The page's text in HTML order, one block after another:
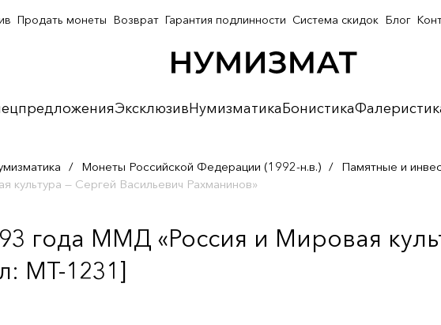
ЭксклюзивНумизматикаБонистика
Продать монеты Возврат Гарантия подлинности Система скидок Блог
/ Монеты Российской Федерации (1992-н.в.) / Памятные и
— Сергей Васильевич Рахманинов»
года ММД «Россия и Мировая
MT-1231]